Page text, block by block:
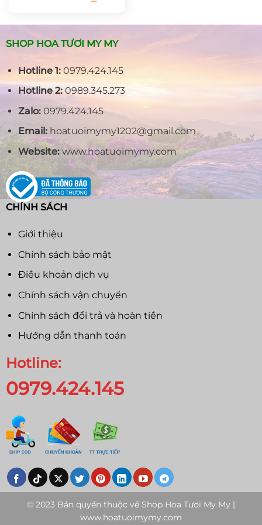
1.000.000₫.
SHOP HOA TƯƠI MY MY
Hotline 1:0979.424.145
Hotline 2:0989.345.273
Zalo:0979.424.145
Email:hoatuoimymy1202@gmail.com
Website:www.hoatuoimymy.com
CHÍNH SÁCH
Giới thiệu
Chính sách bảo mật
Điều khoản dịch vụ
Chính sách vận chuyển
Chính sách đổi trả và hoàn tiền
Hướng dẫn thanh toán
Hotline:
0979.424.145
© 2023 Bản quyền thuộc về Shop Hoa Tươi My My |
www.hoatuoimymy.com